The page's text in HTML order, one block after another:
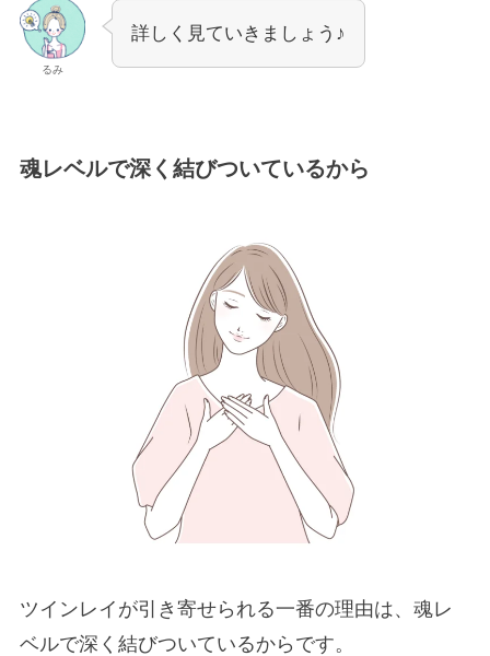
るみ
詳しく見ていきましょう♪
魂レベルで深く結びついているから
ツインレイが引き寄せられる一番の理由は、魂レ
ベルで深く結びついているからです。